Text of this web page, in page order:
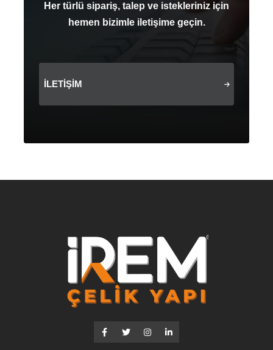
Her türlü sipariş, talep ve istekleriniz için
hemen bizimle iletişime geçin.
İLETIŞIM